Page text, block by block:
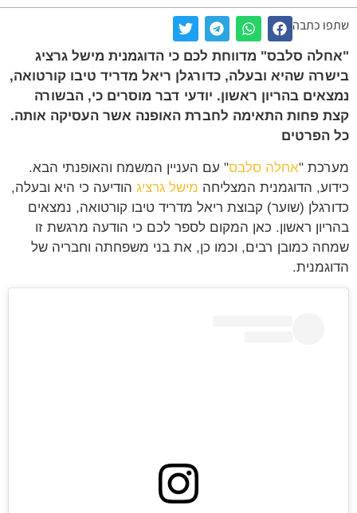
שתפו כתבה
"אחלה סלבס" מדווחת לכם כי הדוגמנית מישל גרציג
בישרה שהיא ובעלה, כדורגלן ריאל מדריד טיבו קורטואה,
נמצאים בהריון ראשון. יודעי דבר מוסרים כי, הבשורה
קצת פחות התאימה לחברת האופנה אשר העסיקה אותה.
כל הפרטים
מערכת "אחלה סלבס" עם העניין המשמח והאופנתי הבא.
כידוע, הדוגמנית המצליחה מישל גרציג הודיעה כי היא ובעלה,
כדורגלן (שוער) קבוצת ריאל מדריד טיבו קורטואה, נמצאים
בהריון ראשון. כאן המקום לספר לכם כי הודעה מרגשת זו
שמחה כמובן רבים, וכמו כן, את בני משפחתה וחבריה של
הדוגמנית.